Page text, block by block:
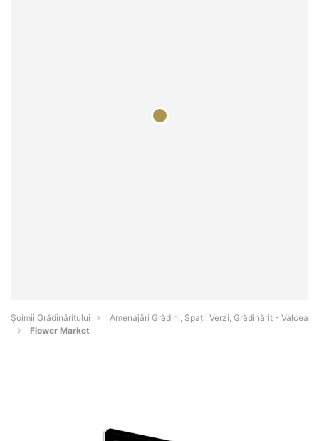
Șoimii Grădinăritului
Amenajări Grădini, Spații Verzi, Grădinărit - Valcea
Flower Market